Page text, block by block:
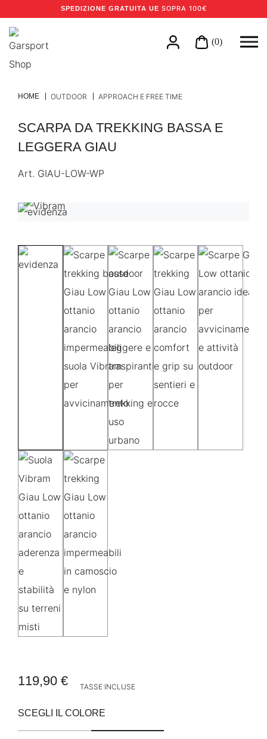
SPEDIZIONE GRATUITA UE SOPRA 100€
(0)
HOME OUTDOOR APPROACH E FREE TIME
SCARPA DA TREKKING BASSA E
LEGGERA GIAU
Art. GIAU-LOW-WP
119,90 € TASSE INCLUSE
SCEGLI IL COLORE